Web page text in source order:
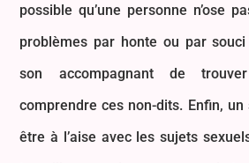
possible qu’une personne n’ose
problèmes par honte ou par souci
son accompagnant de
comprendre ces non-dits. Enfin,
être à l’aise avec les sujets